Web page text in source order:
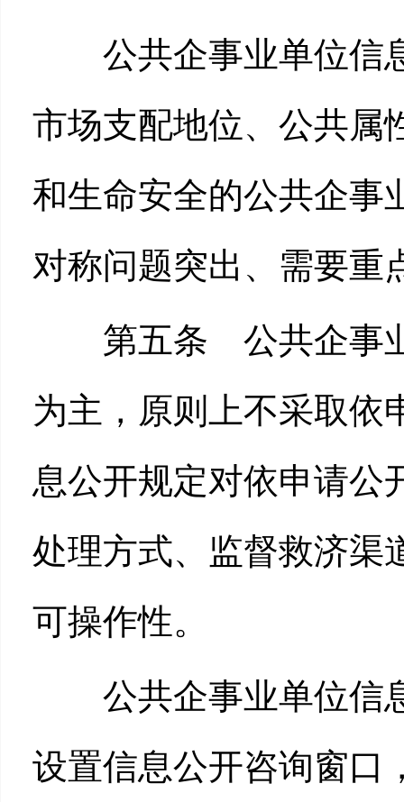
公共企事业单位信息
市场支配地位、公共属
和生命安全的公共企事
对称问题突出、需要重
第五条 公共企事业
为主，原则上不采取依
息公开规定对依申请公
处理方式、监督救济渠
可操作性。
公共企事业单位信息
设置信息公开咨询窗口